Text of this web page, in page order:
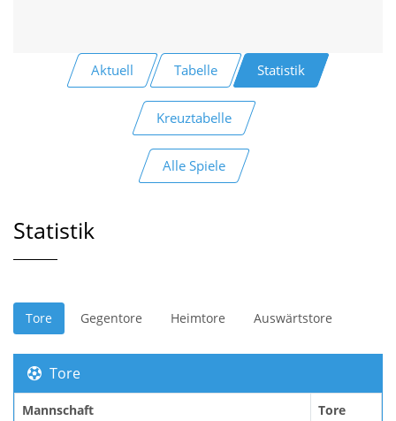
Aktuell Tabelle Statistik
Kreuztabelle
Alle Spiele
Statistik
Tore Gegentore Heimtore Auswärtstore
Tore
Mannschaft Tore